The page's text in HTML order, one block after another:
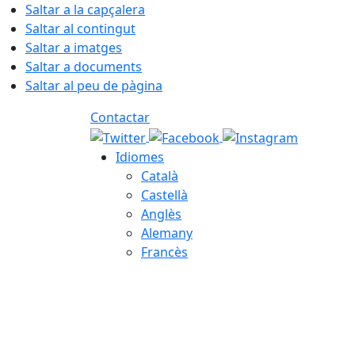
Saltar a la capçalera
Saltar al contingut
Saltar a imatges
Saltar a documents
Saltar al peu de pàgina
Contactar
Idiomes
Català
Castellà
Anglès
Alemany
Francès